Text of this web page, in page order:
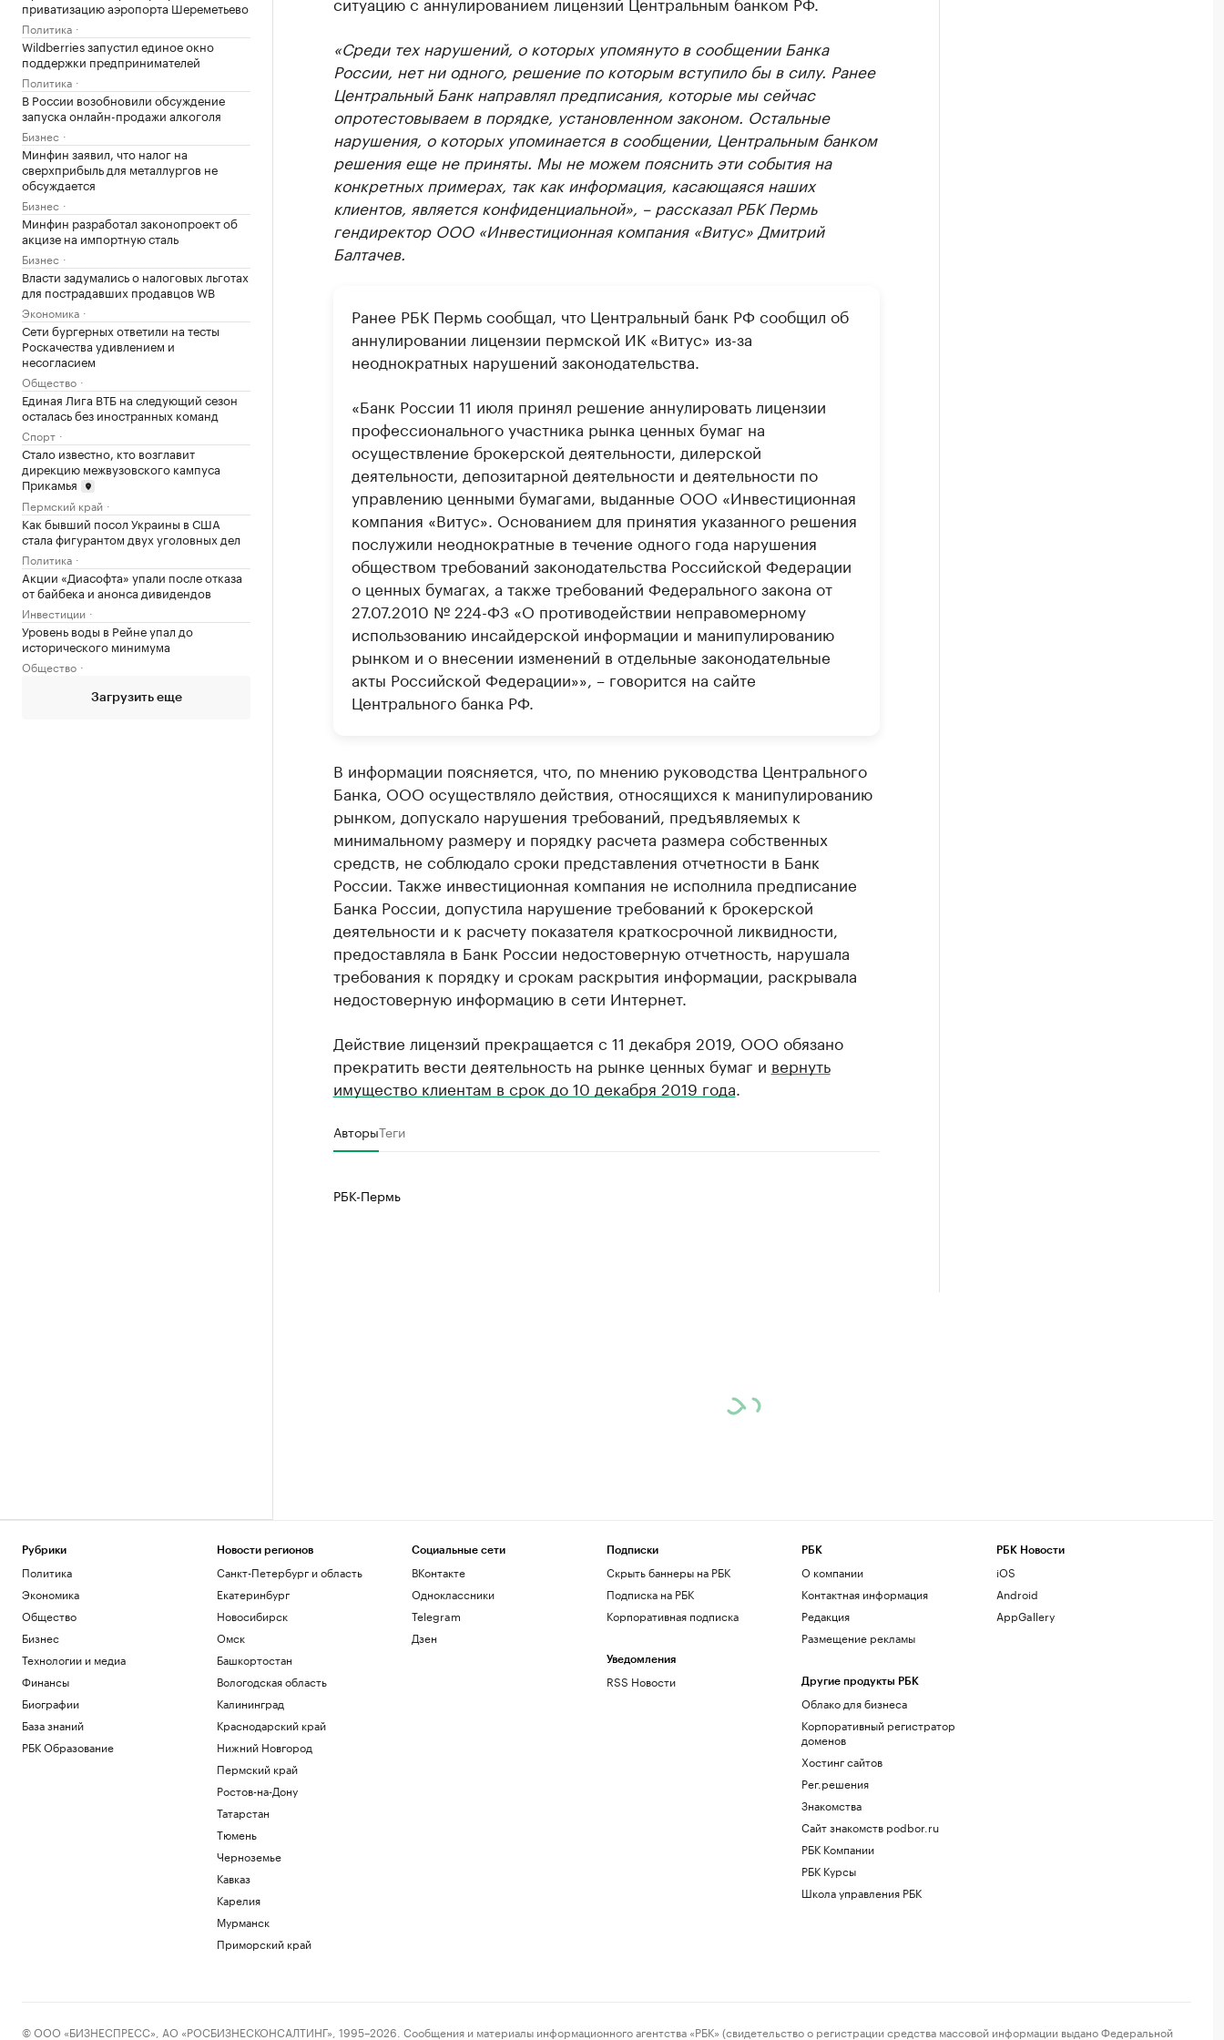
приватизацию аэропорта Шереметьево
Политика
Wildberries запустил единое окно
поддержки предпринимателей
Политика
В России возобновили обсуждение
запуска онлайн-продажи алкоголя
Бизнес
Минфин заявил, что налог на
сверхприбыль для металлургов не
обсуждается
Бизнес
Минфин разработал законопроект об
акцизе на импортную сталь
Бизнес
Власти задумались о налоговых льготах
для пострадавших продавцов WB
Экономика
Сети бургерных ответили на тесты
Роскачества удивлением и
несогласием
Общество
Единая Лига ВТБ на следующий сезон
осталась без иностранных команд
Спорт
Стало известно, кто возглавит
дирекцию межвузовского кампуса
Прикамья
Пермский край
Как бывший посол Украины в США
стала фигурантом двух уголовных дел
Политика
Акции «Диасофта» упали после отказа
от байбека и анонса дивидендов
Инвестиции
Уровень воды в Рейне упал до
исторического минимума
Общество
Загрузить еще
«Среди тех нарушений, о которых упомянуто в сообщении Банка
России, нет ни одного, решение по которым вступило бы в силу. Ранее
Центральный Банк направлял предписания, которые мы сейчас
опротестовываем в порядке, установленном законом. Остальные
нарушения, о которых упоминается в сообщении, Центральным банком
решения еще не приняты. Мы не можем пояснить эти события на
конкретных примерах, так как информация, касающаяся наших
клиентов, является конфиденциальной», – рассказал РБК Пермь
гендиректор ООО «Инвестиционная компания «Витус» Дмитрий
Балтачев.
Ранее РБК Пермь сообщал, что Центральный банк РФ сообщил об
аннулировании лицензии пермской ИК «Витус» из-за
неоднократных нарушений законодательства.
«Банк России 11 июля принял решение аннулировать лицензии
профессионального участника рынка ценных бумаг на
осуществление брокерской деятельности, дилерской
деятельности, депозитарной деятельности и деятельности по
управлению ценными бумагами, выданные ООО «Инвестиционная
компания «Витус». Основанием для принятия указанного решения
послужили неоднократные в течение одного года нарушения
обществом требований законодательства Российской Федерации
о ценных бумагах, а также требований Федерального закона от
27.07.2010 № 224-ФЗ «О противодействии неправомерному
использованию инсайдерской информации и манипулированию
рынком и о внесении изменений в отдельные законодательные
акты Российской Федерации»», – говорится на сайте
Центрального банка РФ.
В информации поясняется, что, по мнению руководства Центрального
Банка, ООО осуществляло действия, относящихся к манипулированию
рынком, допускало нарушения требований, предъявляемых к
минимальному размеру и порядку расчета размера собственных
средств, не соблюдало сроки представления отчетности в Банк
России. Также инвестиционная компания не исполнила предписание
Банка России, допустила нарушение требований к брокерской
деятельности и к расчету показателя краткосрочной ликвидности,
предоставляла в Банк России недостоверную отчетность, нарушала
требования к порядку и срокам раскрытия информации, раскрывала
недостоверную информацию в сети Интернет.
Действие лицензий прекращается с 11 декабря 2019, ООО обязано
прекратить вести деятельность на рынке ценных бумаг и вернуть
имущество клиентам в срок до 10 декабря 2019 года
АвторыТеги
РБК-Пермь
Рубрики
Политика
Экономика
Общество
Бизнес
Технологии и медиа
Финансы
Биографии
База знаний
РБК Образование
Новости регионов
Санкт-Петербург и область
Екатеринбург
Новосибирск
Омск
Башкортостан
Вологодская область
Калининград
Краснодарский край
Нижний Новгород
Пермский край
Ростов-на-Дону
Татарстан
Тюмень
Черноземье
Кавказ
Карелия
Мурманск
Приморский край
Социальные сети
ВКонтакте
Одноклассники
Telegram
Дзен
Подписки
Скрыть баннеры на РБК
Подписка на РБК
Корпоративная подписка
Уведомления
RSS Новости
РБК
О компании
Контактная информация
Редакция
Размещение рекламы
Другие продукты РБК
Облако для бизнеса
Корпоративный регистратор
доменов
Хостинг сайтов
Рег.решения
Знакомства
Сайт знакомств podbor.ru
РБК Компании
РБК Курсы
Школа управления РБК
РБК Новости
iOS
Android
AppGallery
© ООО «БИЗНЕСПРЕСС», АО «РОСБИЗНЕСКОНСАЛТИНГ», 1995–2026. Сообщения и материалы информационного агентства «РБК» (свидетельство о регистрации средства массовой информации выдано Федеральной